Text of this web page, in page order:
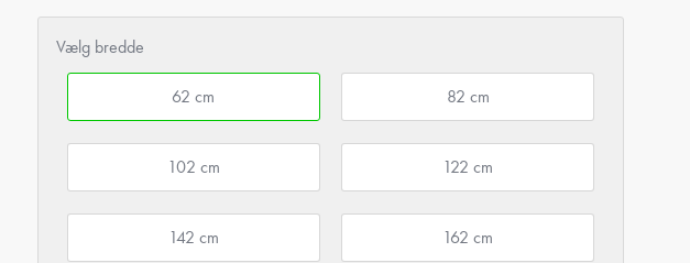
Vælg bredde
62 cm 82 cm
102 cm 122 cm
142 cm 162 cm